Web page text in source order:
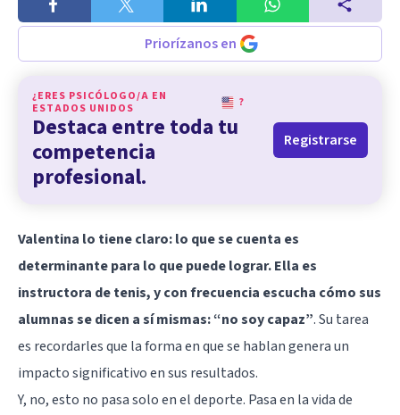
Priorízanos en
¿ERES PSICÓLOGO/A EN
ESTADOS UNIDOS
?
Destaca entre toda tu
competencia
profesional.
Registrarse
Valentina lo tiene claro: lo que se cuenta es
determinante para lo que puede lograr. Ella es
instructora de tenis, y con frecuencia escucha cómo sus
alumnas se dicen a sí mismas: “no soy capaz”. Su tarea
es recordarles que la forma en que se hablan genera un
impacto significativo en sus resultados.
Y, no, esto no pasa solo en el deporte. Pasa en la vida de